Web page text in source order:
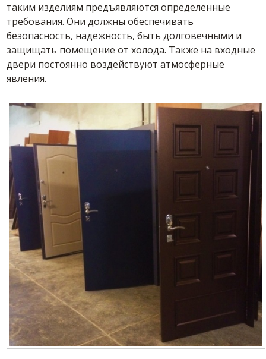
таким изделиям предъявляются определенные
требования. Они должны обеспечивать
безопасность, надежность, быть долговечными и
защищать помещение от холода. Также на входные
двери постоянно воздействуют атмосферные
явления.